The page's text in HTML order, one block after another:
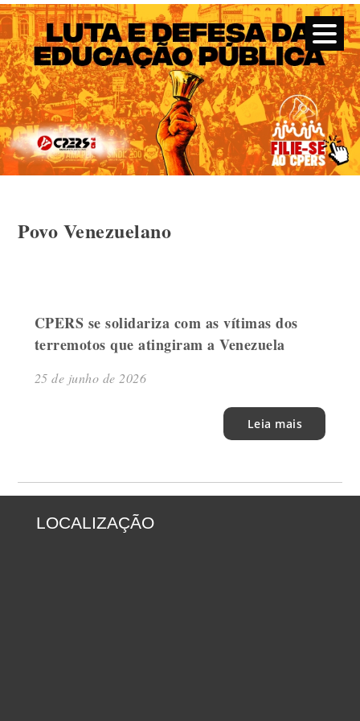
CPERS – Sindicato
CPERS – Sindicato dos Professores e Funcionários de escola
do Estado do Rio Grande do Sul
Povo Venezuelano
CPERS se solidariza com as vítimas dos
terremotos que atingiram a Venezuela
25 de junho de 2026
Leia mais
LOCALIZAÇÃO